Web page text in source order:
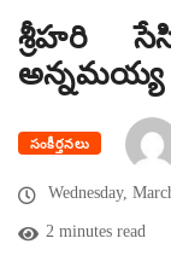
శ్రీహరి
అన్నమయ్య
సంకీర్తనలు
Wednesday,
2 minutes read